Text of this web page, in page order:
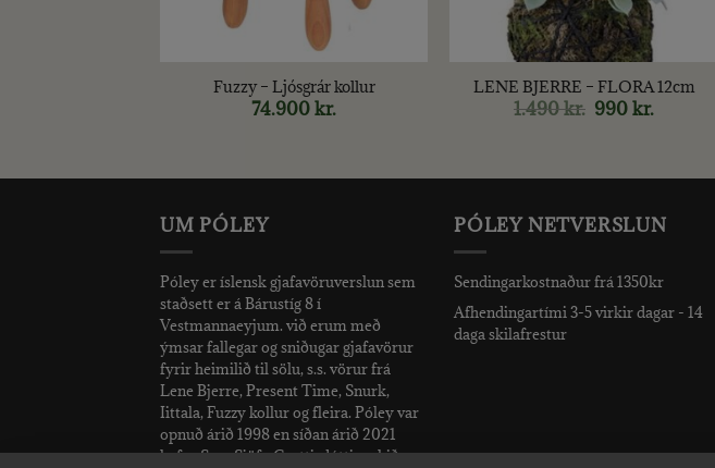
Fuzzy – Ljósgrár kollur
74.900kr.
LENE BJERRE – FLORA 12cm
1.490kr. Original
price
990kr.
price
UM PÓLEY
Póley er íslensk gjafavöruverslun sem
staðsett er á Bárustíg 8 í
Vestmannaeyjum. við erum með
ýmsar fallegar og sniðugar gjafavörur
fyrir heimilið til sölu, s.s. vörur frá
Lene Bjerre, Present Time, Snurk,
Iittala, Fuzzy kollur og fleira. Póley var
opnuð árið 1998 en síðan árið 2021
hefur Sara Sjöfn Grettisdóttir rekið
PÓLEY NETVERSLUN
Sendingarkostnaður frá 1350kr
Afhendingartími 3-5 virkir dagar - 14
daga skilafrestur